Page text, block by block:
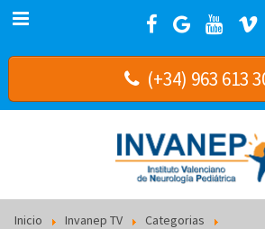
(+34) 963 613
Inicio Invanep TV
Categorias